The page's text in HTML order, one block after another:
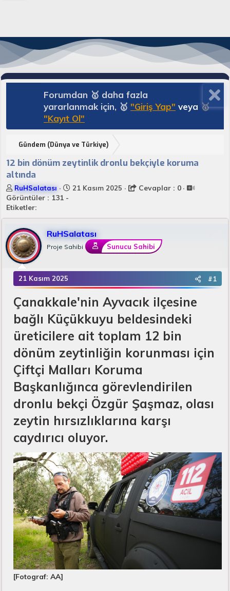
Forumdan 🥇 daha fazla
yararlanmak için, 🥇 "Giriş Yap" veya 🥇
"Kayıt Ol"
Gündem (Dünya ve Türkiye)
12 bin dönüm zeytinlik dronlu bekçiyle koruma
altında
K
o
n
u
u
B
a
ş
a
a
n
RuHSalatası
B
l
n
g
a
i
h
i
21 Kasım 2025
Cevaplar : 0
Görüntüler : 131 -
Etiketler:
RuHSalatası
Proje Sahibi Sunucu Sahibi
21 Kasım 2025 #1
Çanakkale'nin Ayvacık ilçesine
bağlı Küçükkuyu beldesindeki
üreticilere ait toplam 12 bin
dönüm zeytinliğin korunması için
Çiftçi Malları Koruma
Başkanlığınca görevlendirilen
dronlu bekçi Özgür Şaşmaz, olası
zeytin hırsızlıklarına karşı
caydırıcı oluyor.​
[Fotograf: AA]